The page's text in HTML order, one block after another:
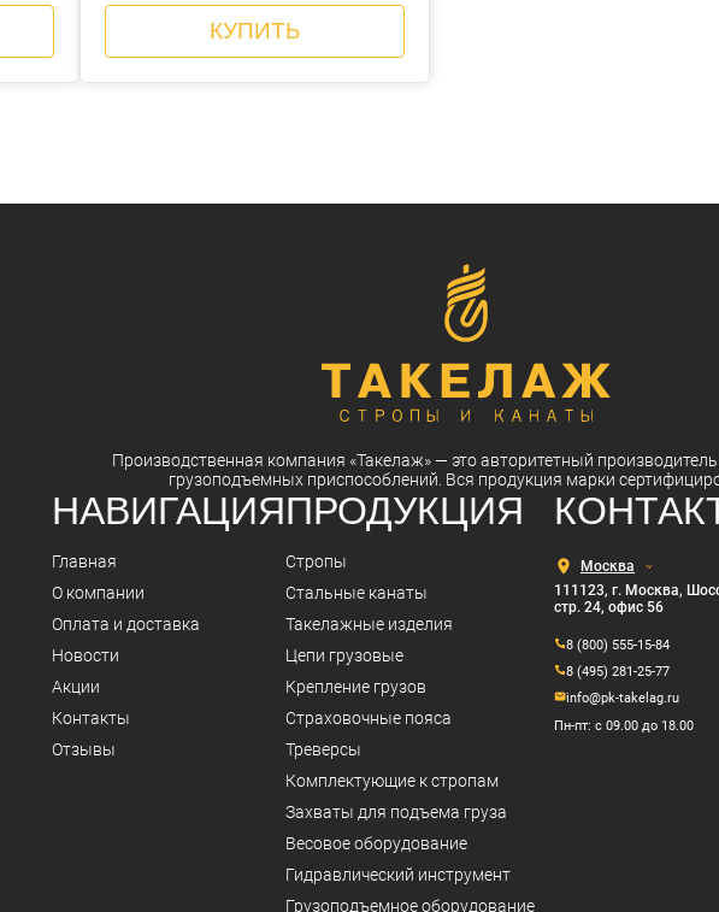
КУПИТЬ
Производственная компания «Такелаж»— это авторитетный производитель
грузоподъемных приспособлений. Вся продукция марки
НАВИГАЦИЯ
Главная
О компании
Оплата и доставка
Новости
Акции
Контакты
Отзывы
ПРОДУКЦИЯ
Стропы
Стальные канаты
Такелажные изделия
Цепи грузовые
Крепление грузов
Страховочные пояса
Треверсы
Комплектующие к стропам
Захваты для подъема груза
Весовое оборудование
Гидравлический инструмент
Грузоподъемное оборудование
Выберите
город
111123, г. Москва,
стр. 24, офис 56
info@pk-takelag.ru
Пн-пт: с 09.00 до 18.00
8 (800) 555-15-84
8 (495) 281-25-77